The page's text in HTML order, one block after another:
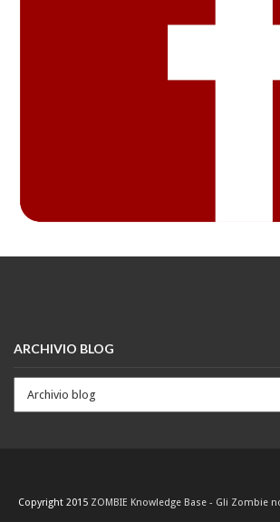
ARCHIVIO BLOG
Copyright 2015 ZOMBIE Knowledge Base - Gli Zombie